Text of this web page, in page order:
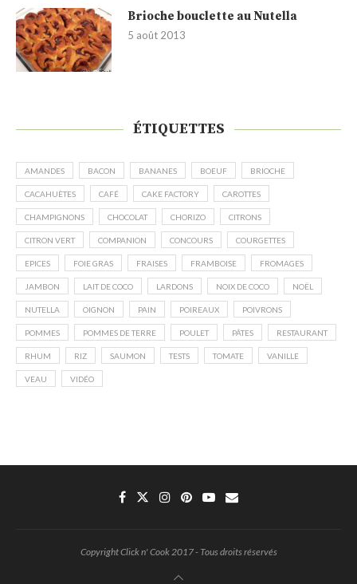
Brioche bouclette au Nutella
5 août 2013
ÉTIQUETTES
AMANDES BACON BANANES BOEUF BRIOCHE
CACAHUÈTES CAFÉ CAKE FACTORY CAROTTES
CHAMPIGNONS CHOCOLAT CHORIZO CITRONS
CITRON VERT COMPANION CONCOURS COURGETTES
EPICES FOIE GRAS FRAISES FRAMBOISE FROMAGES
JAMBON LAIT DE COCO LARDONS NOIX DE COCO NOËL
NUTELLA OIGNON PAIN POIREAUX POIVRONS
POMMES POMMES DE TERRE POULET PÂTES RESTAURANT
RHUM RIZ SAUMON TESTS TOMATE VANILLE
VEAU VIDÉO
Copyright Click n' Cook 2017 - Tous droits réservés